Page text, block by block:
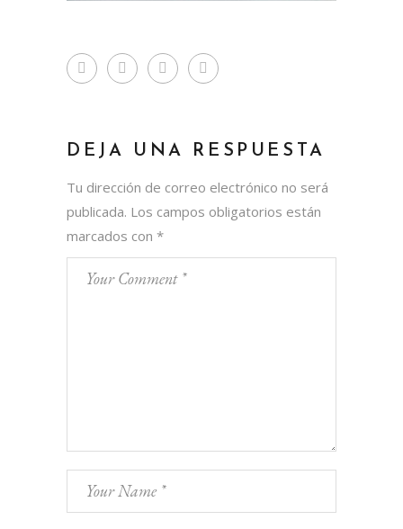
DEJA UNA RESPUESTA
Tu dirección de correo electrónico no será
publicada. Los campos obligatorios están
marcados con *